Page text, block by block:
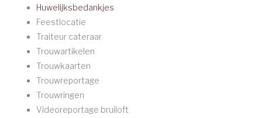
Huwelijksbedankjes
Feestlocatie
Traiteur cateraar
Trouwartikelen
Trouwkaarten
Trouwreportage
Trouwringen
Videoreportage bruiloft